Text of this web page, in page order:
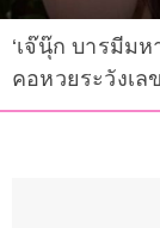
‘เจ๊นุ๊ก บารมีม
คอหวยระวังเล